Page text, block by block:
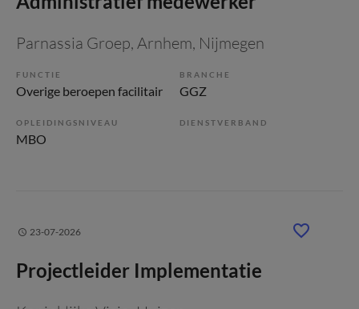
Parnassia Groep, Arnhem, Nijmegen
FUNCTIE
Overige beroepen facilitair
BRANCHE
GGZ
OPLEIDINGSNIVEAU
MBO
DIENSTVERBAND
23-07-2026
Projectleider Implementatie